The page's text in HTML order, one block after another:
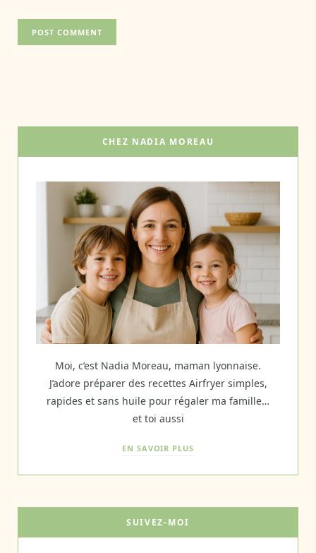
CHEZ NADIA MOREAU
Moi, c’est Nadia Moreau, maman lyonnaise.
J’adore préparer des recettes Airfryer simples,
rapides et sans huile pour régaler ma famille…
et toi aussi
EN SAVOIR PLUS
SUIVEZ-MOI